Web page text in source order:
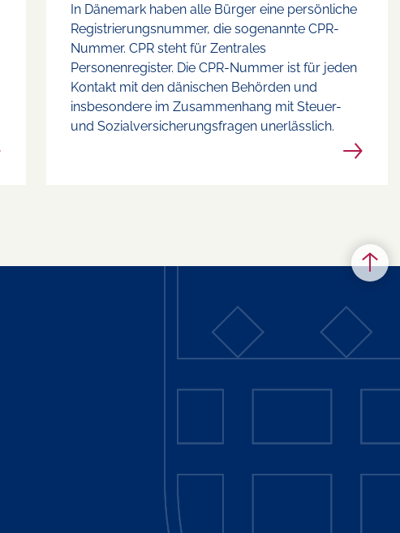
In Dänemark haben alle Bürger eine persönliche
Registrierungsnummer, die sogenannte CPR-
Nummer. CPR steht für Zentrales
Personenregister. Die CPR-Nummer ist für jeden
Kontakt mit den dänischen Behörden und
insbesondere im Zusammenhang mit Steuer-
und Sozialversicherungsfragen unerlässlich.